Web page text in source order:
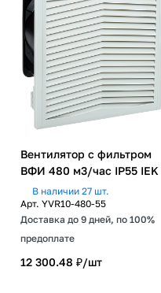
Вентилятор с фильтром
ВФИ 480 м3/час IP55 IEK
В наличии 27 шт.
Арт. YVR10-480-55
Доставка до 9 дней, по 100%
предоплате
12 300.48 ₽/шт